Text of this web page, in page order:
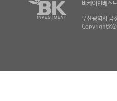
비케이인베스
부산광역시